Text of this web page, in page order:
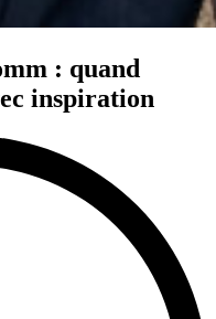
: quand
inspiration